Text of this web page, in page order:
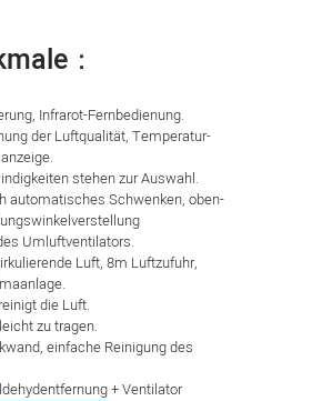
：
Infrarot-Fernbedienung.
der Luftqualität, Temperatur-
stehen zur Auswahl.
automatisches Schwenken, oben-
Umluftventilators.
Luft, 8m Luftzufuhr,
die Luft.
zu tragen.
einfache Reinigung des
+ Ventilator